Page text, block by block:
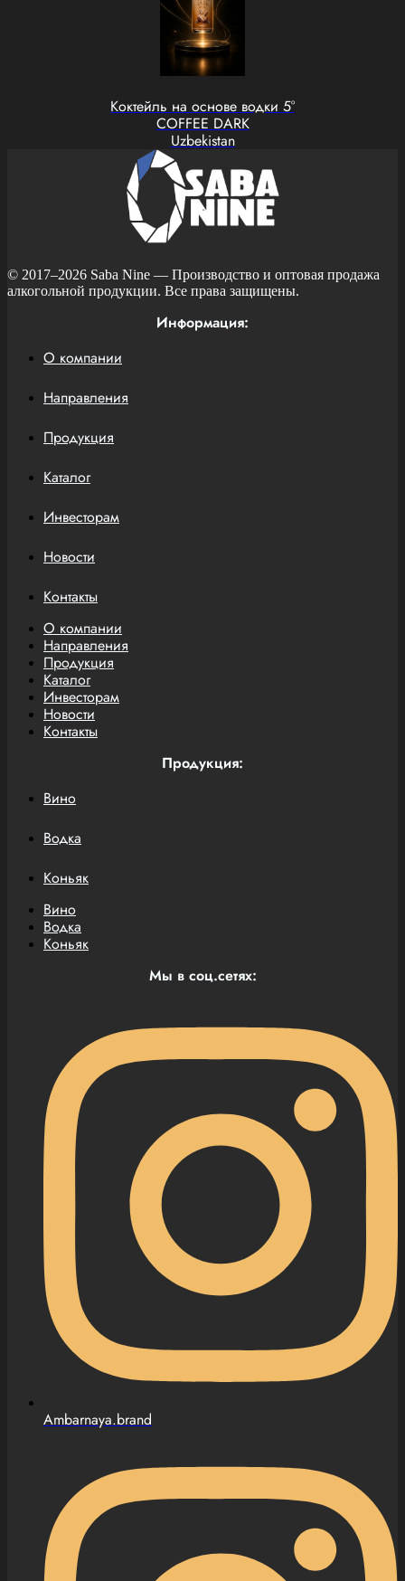
Коктейль на основе водки 5°
COFFEE DARK
Uzbekistan
© 2017–2026 Saba Nine — Производство и оптовая продажа
алкогольной продукции. Все права защищены.
Информация:
О компании
Направления
Продукция
Каталог
Инвесторам
Новости
Контакты
О компании
Направления
Продукция
Каталог
Инвесторам
Новости
Контакты
Продукция:
Вино
Водка
Коньяк
Вино
Водка
Коньяк
Мы в соц.сетях:
Ambarnaya.brand